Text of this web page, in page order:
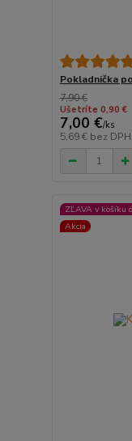
Pokladnička
7,90 €
Ušetríte 0,90 €
7,00 €/ks
5,69 € bez DPH
ZĽAVA v košíku
Akcia